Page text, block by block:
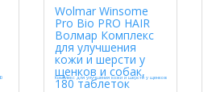
Wolmar Winsome
Pro Bio PRO HAIR
Волмар Комплекс
для улучшения
кожи и шерсти у
щенков и собак,
180 таблеток